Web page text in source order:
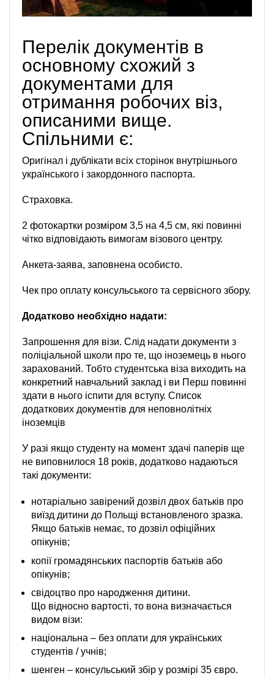
Перелік документів в
основному схожий з
документами для
отримання робочих віз,
описаними вище.
Спільними є:
Оригінал і дублікати всіх сторінок внутрішнього
українського і закордонного паспорта.
Страховка.
2 фотокартки розміром 3,5 на 4,5 см, які повинні
чітко відповідають вимогам візового центру.
Анкета-заява, заповнена особисто.
Чек про оплату консульського та сервісного збору.
Додатково необхідно надати:
Запрошення для візи. Слід надати документи з
поліціальной школи про те, що іноземець в нього
зарахований. Тобто студентська віза виходить на
конкретний навчальний заклад і ви Перш повинні
здати в нього іспити для вступу. Список
додаткових документів для неповнолітніх
іноземців
У разі якщо студенту на момент здачі паперів ще
не виповнилося 18 років, додатково надаються
такі документи:
нотаріально завірений дозвіл двох батьків про
виїзд дитини до Польщі встановленого зразка.
Якщо батьків немає, то дозвіл офіційних
опікунів;
копії громадянських паспортів батьків або
опікунів;
свідоцтво про народження дитини.
Що відносно вартості, то вона визначається
видом візи:
національна – без оплати для українських
студентів / учнів;
шенген – консульський збір у розмірі 35 євро.